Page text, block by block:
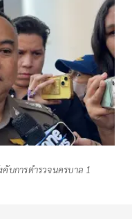
บการตำรวจนครบาล 1